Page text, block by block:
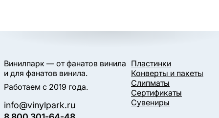
Винилпарк — от фанатов винила
и для фанатов винила.
Работаем с 2019 года.
info@vinylpark.ru
Пластинки
Конверты и пакеты
Слипматы
Сертификаты
Сувениры